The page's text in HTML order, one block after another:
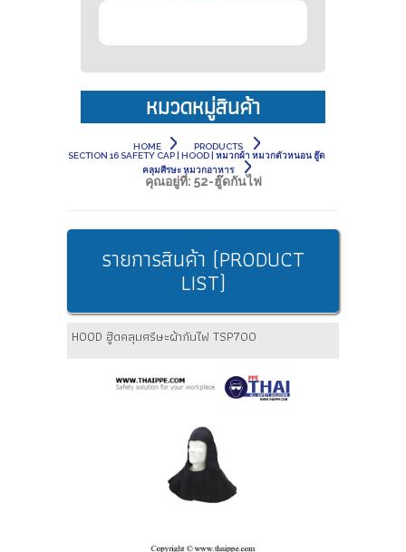
หมวดหมู่สินค้า
HOME
PRODUCTS
SECTION 16 SAFETY CAP | HOOD | หมวกผ้า หมวกตัวหนอน ฮู๊ด
คลุมศีรษะ หมวกอาหาร
คุณอยู่ที่: 52-ฮู๊ดกันไฟ
รายการสินค้า (PRODUCT
LIST)
HOOD ฮู๊ดคลุมศรีษะผ้ากันไฟ TSP700